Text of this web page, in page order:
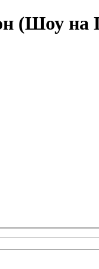
(Шоу на